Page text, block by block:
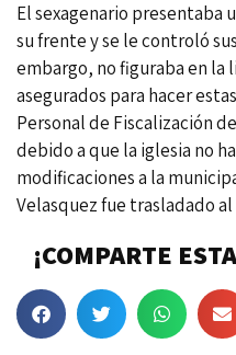
El sexagenario presentaba
su frente y se le controló
embargo, no figuraba en la
asegurados para hacer
Personal de Fiscalización
debido a que la iglesia no
modificaciones a la
Velasquez fue trasladado
¡COMPARTE